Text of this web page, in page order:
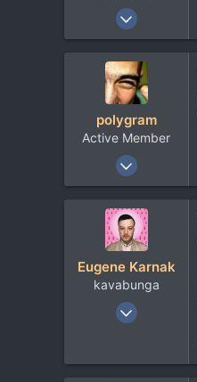
26 Дек 2002
Питер
polygram
Active Member
19 Июн 2009
Eugene Karnak
kavabunga
21 Фев 2010
8